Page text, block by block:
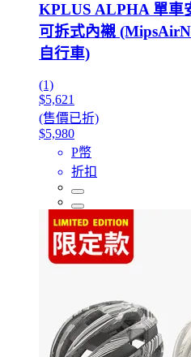
KPLUS ALPHA 單車
可拆式內襯
自行車)
(1)
$5,621
(售價已折)
$5,980
P幣
折扣